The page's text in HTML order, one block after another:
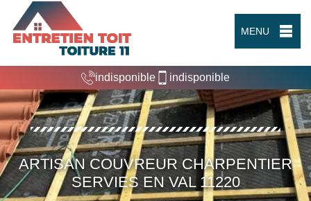
MENU
indisponible indisponible
ARTISAN COUVREUR CHARPENTIER
SERVIES EN VAL 11220